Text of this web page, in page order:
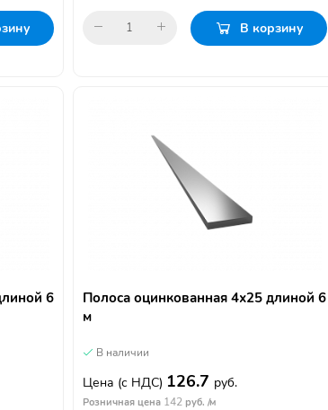
В корзину
6
Полоса оцинкованная 4х25 длиной 6
м
В наличии
Цена (с НДС) 126.7 руб.
Розничная цена 142 руб. /м